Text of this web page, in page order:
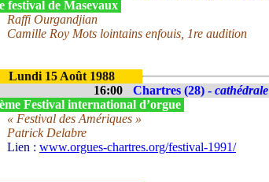
festival de Masevaux
Raffi Ourgandjian
Camille Roy Mots lointains enfouis, 1re audition
Lundi 15 Août 1988
16:00
Chartres (28) - cathédrale
Festival international d’orgue
« Festival des Amériques »
Patrick Delabre
Lien : www.orgues-chartres.org/festival-1991/